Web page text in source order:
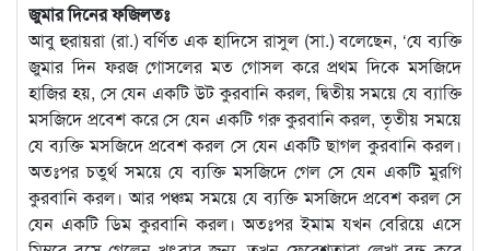
জুমার দিনের ফজিলতঃ
আবু হুরায়রা (রা.) বর্ণিত এক হাদিসে রাসুল (সা.) বলেছেন, ‘যে ব্যক্তি
জুমার দিন ফরজ গোসলের মত গোসল করে প্রথম দিকে মসজিদে
হাজির হয়, সে যেন একটি উট কুরবানি করল, দ্বিতীয় সময়ে যে ব্যাক্তি
মসজিদে প্রবেশ করে সে যেন একটি গরু কুরবানি করল, তৃতীয় সময়ে
যে ব্যক্তি মসজিদে প্রবেশ করল সে যেন একটি ছাগল কুরবানি করল।
অতঃপর চতুর্থ সময়ে যে ব্যক্তি মসজিদে গেল সে যেন একটি মুরগি
কুরবানি করল। আর পঞ্চম সময়ে যে ব্যক্তি মসজিদে প্রবেশ করল সে
যেন একটি ডিম কুরবানি করল। অতঃপর ইমাম যখন বেরিয়ে এসে